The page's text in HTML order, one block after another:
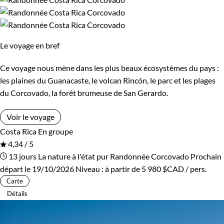
Cap-Vert Chili
Chine
Congo Corée du Sud
Costa Rica Croatie
Cuba
Egypte
Espagne Estonie
Eswatini
Trek Vélo
VTT / Gravel
Afficher plus
Budget
De 1 250 à 2 000 $CAD
De 2 000 à 3 000 $CAD
Plus de 3 000 $CAD
Le voyage en bref
Ce voyage nous mène dans les plus beaux écosystèmes du pays :
les plaines du Guanacaste, le volcan Rincón, le parc et les plages
du Corcovado, la forêt brumeuse de San Gerardo.
Voir le voyage
Costa Rica En groupe
4,34 / 5
13 jours La nature à l'état pur Randonnée Corcovado Prochain
départ le 19/10/2026 Niveau : à partir de 5 980 $CAD / pers.
Carte
Détails